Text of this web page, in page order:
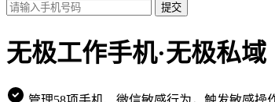
提交
无极工作手机·无极私域